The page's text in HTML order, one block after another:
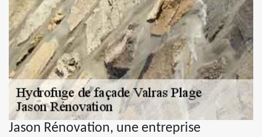
Jason Rénovation, une entreprise